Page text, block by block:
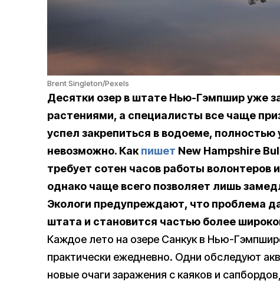
Brent Singleton/Pexels
Десятки озер в штате Нью-Гэмпшир уже
растениями, а специалисты все чаще
успел закрепиться в водоеме, полностью
невозможно. Какпишет New Hampshire
требует сотен часов работы волонтеров
однако чаще всего позволяет лишь
Экологи предупреждают, что проблема
штата и становится частью более
Каждое лето на озере Санкук в Нью-
практически ежедневно. Одни обследуют
новые очаги заражения с каяков и